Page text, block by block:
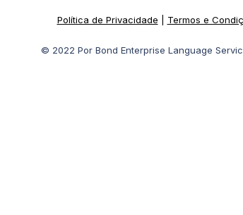
Política de Privacidade Termos e
© 2022 Por Bond Enterprise Language